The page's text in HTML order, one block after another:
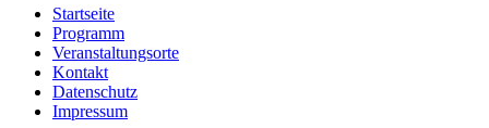
Startseite
Programm
Veranstaltungsorte
Kontakt
Datenschutz
Impressum